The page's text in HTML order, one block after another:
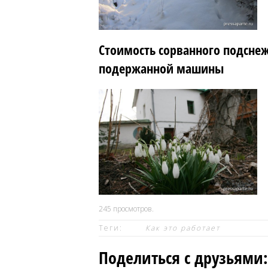
Стоимость сорванного
подержанной машины
245 просмотров.
Теги:
Как это работает
Поделиться с друзьями: